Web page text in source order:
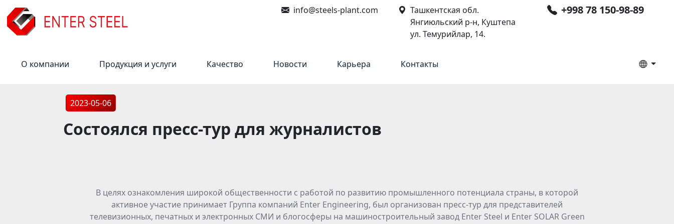
info@steels-plant.com
Ташкентская обл.
Янгиюльский р-н, Куштепа
ул. Темурийлар, 14.
+998 78 150-98-89
О компании Продукция и услуги Качество Новости Карьера Контакты
2023-05-06
Состоялся пресс-тур для журналистов
В целях ознакомления широкой общественности с работой по развитию промышленного потенциала страны, в которой
активное участие принимает Группа компаний Enter Engineering, был организован пресс-тур для представителей
телевизионных, печатных и электронных СМИ и блогосферы на машиностроительный завод Enter Steel и Enter SOLAR Green